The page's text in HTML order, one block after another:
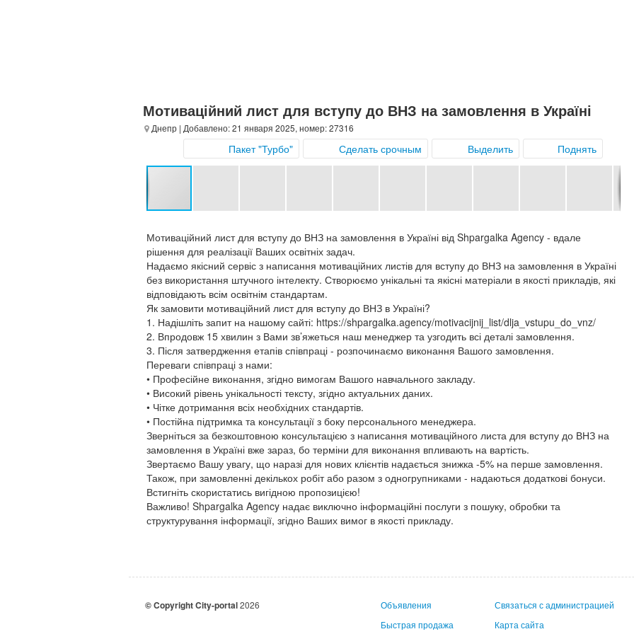
Мотиваційний лист для вступу до ВНЗ на замовлення в Україні
Днепр | Добавлено: 21 января 2025, номер: 27316
Пакет "Турбо" Сделать срочным Выделить Поднять
Мотиваційний лист для вступу до ВНЗ на замовлення в Україні від Shpargalka Agency - вдале
рішення для реалізації Ваших освітніх задач.
Надаємо якісний сервіс з написання мотиваційних листів для вступу до ВНЗ на замовлення в Україні
без використання штучного інтелекту. Створюємо унікальні та якісні матеріали в якості прикладів, які
відповідають всім освітнім стандартам.
Як замовити мотиваційний лист для вступу до ВНЗ в Україні?
1. Надішліть запит на нашому сайті: https://shpargalka.agency/motivacijnij_list/dlja_vstupu_do_vnz/
2. Впродовж 15 хвилин з Вами зв’яжеться наш менеджер та узгодить всі деталі замовлення.
3. Після затвердження етапів співпраці - розпочинаємо виконання Вашого замовлення.
Переваги співпраці з нами:
• Професійне виконання, згідно вимогам Вашого навчального закладу.
• Високий рівень унікальності тексту, згідно актуальних даних.
• Чітке дотримання всіх необхідних стандартів.
• Постійна підтримка та консультації з боку персонального менеджера.
Зверніться за безкоштовною консультацією з написання мотиваційного листа для вступу до ВНЗ на
замовлення в Україні вже зараз, бо терміни для виконання впливають на вартість.
Звертаємо Вашу увагу, що наразі для нових клієнтів надається знижка -5% на перше замовлення.
Також, при замовленні декількох робіт або разом з одногрупниками - надаються додаткові бонуси.
Встигніть скористатись вигідною пропозицією!
Важливо! Shpargalka Agency надає виключно інформаційні послуги з пошуку, обробки та
структурування інформації, згідно Ваших вимог в якості прикладу.
© Copyright City-portal2026
Объявления
Быстрая продажа
Связаться с администрацией
Карта сайта